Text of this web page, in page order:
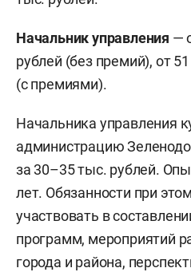
служащему в
классным чином — 1,6
должностному окладу за
муниципальным
рублей, компенсационной
ненормированный
надбавки к окладу за
муниципальной службы в
Ежемесячно в этом
выплачивается премия в
Начальник управления —
рублей (без премий), от
(с премиями).
Начальника управления
администрацию
за 30–35 тыс. рублей.
лет. Обязанности при
участвовать в
программ, мероприятий
города и района,